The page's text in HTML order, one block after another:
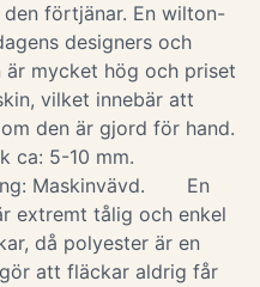
förtjänar. En wilton-
designers och
är mycket hög och priset
vilket innebär att
den är gjord för hand.
ca: 5-10 mm.
Maskinvävd. En
extremt tålig och enkel
då polyester är en
att fläckar aldrig får